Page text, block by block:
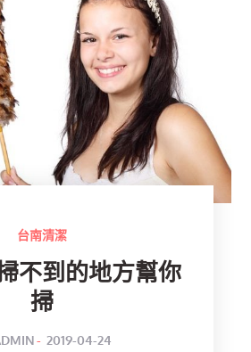
台南清潔
不到的地方幫你
掃
POSTED
2019-04-24